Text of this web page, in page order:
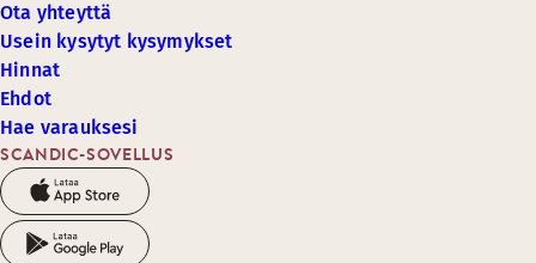
SCANDIC-SOVELLUS
Ota yhteyttä
Usein kysytyt kysymykset
Hinnat
Ehdot
Hae varauksesi